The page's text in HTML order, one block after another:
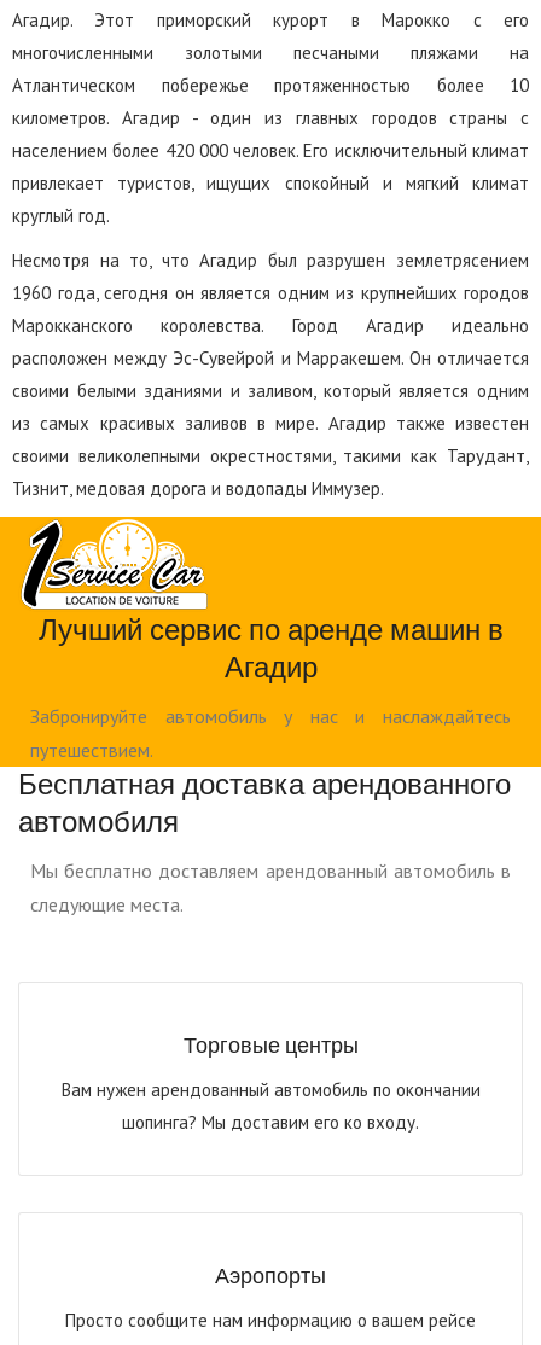
Агадир. Этот приморский курорт в Марокко с его
многочисленными золотыми песчаными пляжами на
Атлантическом побережье протяженностью более 10
километров. Агадир - один из главных городов страны с
населением более 420 000 человек. Его исключительный климат
привлекает туристов, ищущих спокойный и мягкий климат
круглый год.
Несмотря на то, что Агадир был разрушен землетрясением
1960 года, сегодня он является одним из крупнейших городов
Марокканского королевства. Город Агадир идеально
расположен между Эс-Сувейрой и Марракешем. Он отличается
своими белыми зданиями и заливом, который является одним
из самых красивых заливов в мире. Агадир также известен
своими великолепными окрестностями, такими как Тарудант,
Тизнит, медовая дорога и водопады Иммузер.
Лучший сервис по аренде машин в
Агадир
Забронируйте автомобиль у нас и наслаждайтесь
путешествием.
Бесплатная доставка арендованного
автомобиля
Мы бесплатно доставляем арендованный автомобиль в
следующие места.
Торговые центры
Вам нужен арендованный автомобиль по окончании
шопинга? Мы доставим его ко входу.
Аэропорты
Просто сообщите нам информацию о вашем рейсе